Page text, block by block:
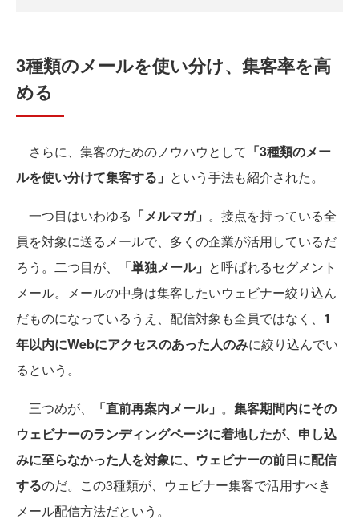
3種類のメールを使い分け、集客率を高
める
さらに、集客のためのノウハウとして 「3種類のメー
ルを使い分けて集客する」 という手法も紹介された。
一つ目はいわゆる 「メルマガ」 。接点を持っている全
員を対象に送るメールで、多くの企業が活用しているだ
ろう。二つ目が、
「単独メール」 と呼ばれるセグメント
メール。メールの中身は集客したいウェビナー絞り込ん
だものになっているうえ、配信対象も全員ではなく、 1
年以内にWebにアクセスのあった人のみに絞り込んでい
るという。
三つめが、 「直前再案内メール」 。 集客期間内にその
ウェビナーのランディングページに着地したが、申し込
みに至らなかった人を対象に、ウェビナーの前日に配信
するのだ。この3種類が、ウェビナー集客で活用すべき
メール配信方法だという。